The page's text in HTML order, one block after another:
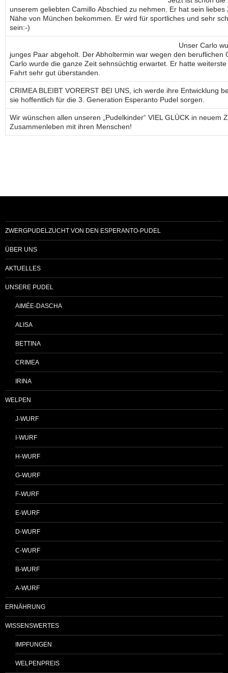
unserem geliebten Camillo Abschied zu nehmen. Er hat sein
Nähe von München bekommen. Er wird für sportliches und sehr
sein:-)
Unser Carlo
junges Paar abgeholt. Der Abholtermin war wegen den
Carlo wurde die ganze Zeit sehnsüchtig erwartet. Er hatte
Fahrt sehr gut überstanden.
CRIMEA BLEIBT VORERST BEI UNS, ich werde ihre Entwicklung
sie hoffentlich für die 3. Generation Esperanto Pudel sorgen.
Wir wünschen allen unseren „Pudelkinder“ VIEL GLÜCK in neuem
Zusammenleben mit ihren Menschen!
ZWERGPUDELZUCHT VON DEN ESPERANTO-PUDEL
ÜBER UNS
AKTUELLES
UNSERE PUDEL
AIMÉE-DASCHA
ALISA
BETTINA
CRIMEA
IRINA
WELPEN
J-WURF
I-WURF
H-WURF
G-WURF
F-WURF
E-WURF
D-WURF
C-WURF
B-WURF
A-WURF
ERNÄHRUNG
WISSENSWERTES
IMPFUNGEN
WELPENPREIS